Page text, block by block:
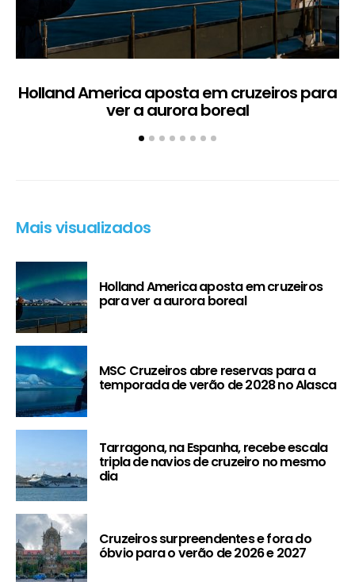
Holland America aposta em cruzeiros para
ver a aurora boreal
Mais visualizados
Holland America aposta em cruzeiros
para ver a aurora boreal
MSC Cruzeiros abre reservas para a
temporada de verão de 2028 no Alasca
Tarragona, na Espanha, recebe escala
tripla de navios de cruzeiro no mesmo
dia
Cruzeiros surpreendentes e fora do
óbvio para o verão de 2026 e 2027